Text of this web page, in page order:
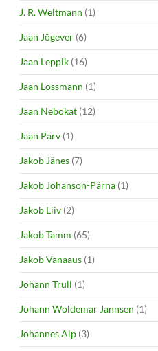
J. R. Weltmann (1)
Jaan Jõgever (6)
Jaan Leppik (16)
Jaan Lossmann (1)
Jaan Nebokat (12)
Jaan Parv (1)
Jakob Jänes (7)
Jakob Johanson-Pärna (1)
Jakob Liiv (2)
Jakob Tamm (65)
Jakob Vanaaus (1)
Johann Trull (1)
Johann Woldemar Jannsen (1)
Johannes Alp (3)